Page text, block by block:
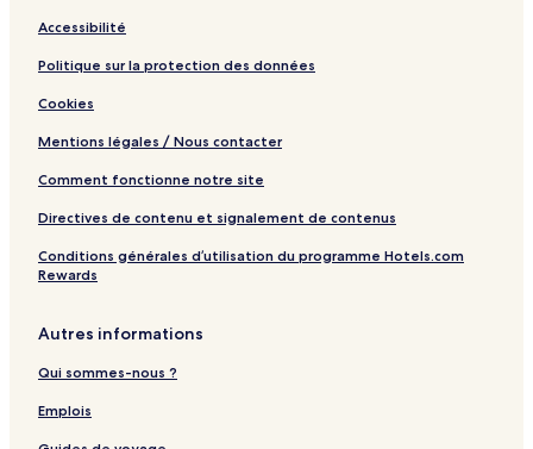
Accessibilité
Politique sur la protection des données
Cookies
Mentions légales / Nous contacter
Comment fonctionne notre site
Directives de contenu et signalement de contenus
Conditions générales d’utilisation du programme Hotels.com
Rewards
Autres informations
Qui sommes-nous ?
Emplois